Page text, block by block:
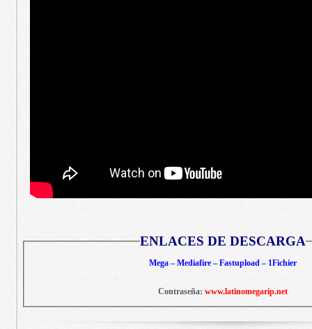
ENLACES DE DESCARGA
Mega – Mediafire – Fastupload – 1Fichier
Contraseña: www.latinomegarip.net